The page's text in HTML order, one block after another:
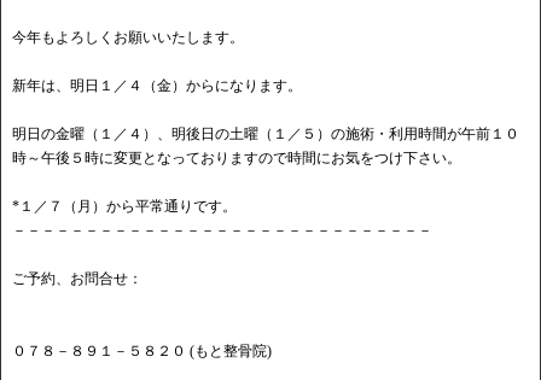
今年もよろしくお願いいたします。
新年は、明日１／４（金）からになります。
明日の金曜（１／４）、明後日の土曜（１／５）の施術・利用時間が午前１０
時～午後５時に変更となっておりますので時間にお気をつけ下さい。
*１／７（月）から平常通りです。
－－－－－－－－－－－－－－－－－－－－－－－－－－－－－
ご予約、お問合せ：
０７８－８９１－５８２０ (もと整骨院)